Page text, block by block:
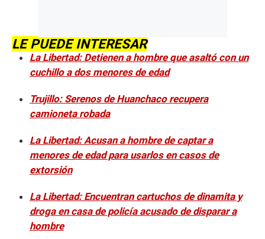
LE PUEDE INTERESAR
La Libertad: Detienen a hombre que asaltó con un
cuchillo a dos menores de edad
Trujillo: Serenos de Huanchaco recupera
camioneta robada
La Libertad: Acusan a hombre de captar a
menores de edad para usarlos en casos de
extorsión
La Libertad: Encuentran cartuchos de dinamita y
droga en casa de policía acusado de disparar a
hombre